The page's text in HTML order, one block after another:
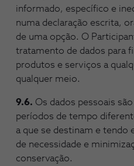
informado, específico e
numa declaração escrita,
de uma opção. O
tratamento de dados para
produtos e serviços a
qualquer meio.
9.6. Os dados pessoais
períodos de tempo
a que se destinam e tendo
de necessidade e
conservação.